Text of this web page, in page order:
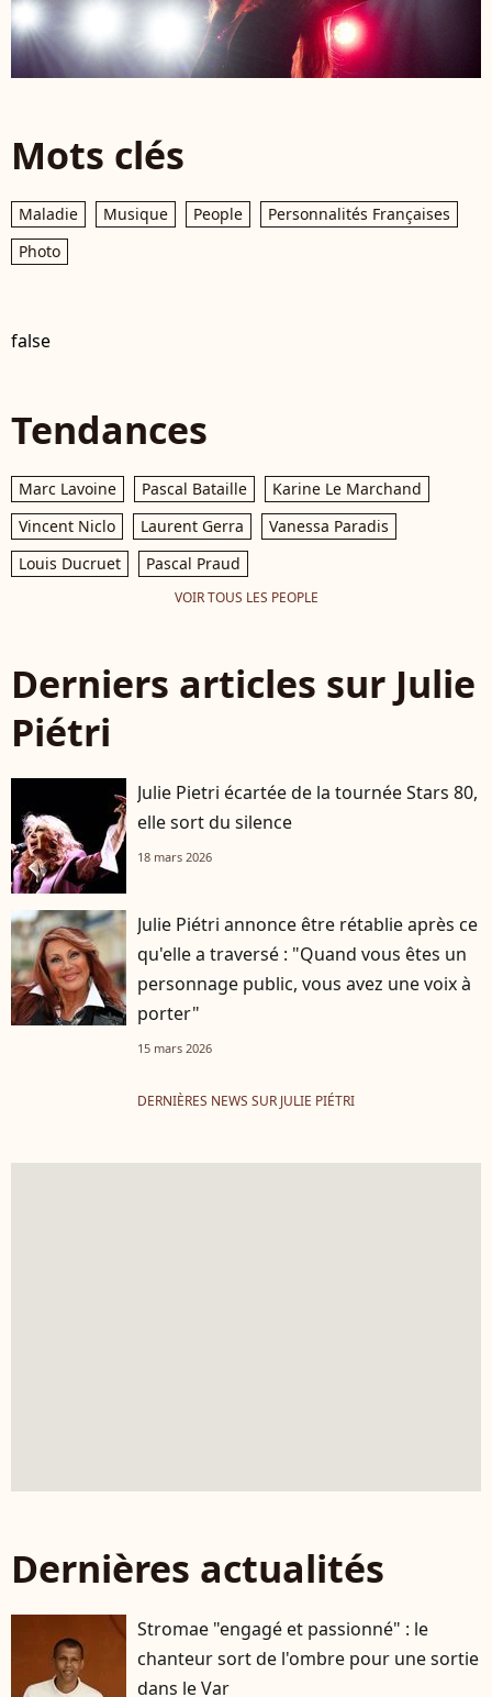
Mots clés
Maladie Musique People
Personnalités Françaises
Photo
false
Tendances
Marc Lavoine Pascal Bataille
Karine Le Marchand
Vincent Niclo
Laurent Gerra
Vanessa Paradis
Louis Ducruet
Pascal Praud
VOIR TOUS LES PEOPLE
Derniers articles sur Julie
Piétri
Julie Pietri écartée de la tournée Stars 80,
elle sort du silence
18 mars 2026
Julie Piétri annonce être rétablie après ce
qu'elle a traversé : "Quand vous êtes un
personnage public, vous avez une voix à
porter"
15 mars 2026
DERNIÈRES NEWS SUR JULIE PIÉTRI
Dernières actualités
Stromae "engagé et passionné" : le
chanteur sort de l'ombre pour une sortie
dans le Var